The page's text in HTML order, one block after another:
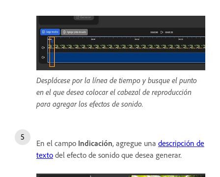
Desplácese por la línea de tiempo y busque el punto
en el que desea colocar el cabezal de reproducción
para agregar los efectos de sonido.
En el campo Indicación, agregue una descripción de
texto del efecto de sonido que desea generar.